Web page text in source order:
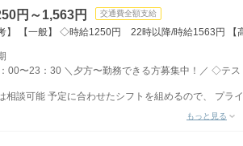
円～1,563円 交通費全額支給
考】 【一般】 ◇時給1250円 22時以降/時給1563円 【
期
00〜23：30 ＼夕方〜勤務できる方募集中！／ ◇テス
談可能 予定に合わせたシフトを組めるので、 プライ
もっと見る